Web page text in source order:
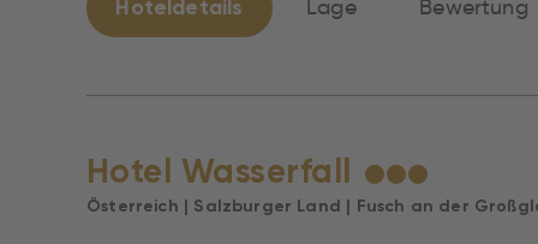
Hoteldetails Lage Bewertung
Hotel Wasserfall ★★★
Österreich | Salzburger Land | Fusch an der